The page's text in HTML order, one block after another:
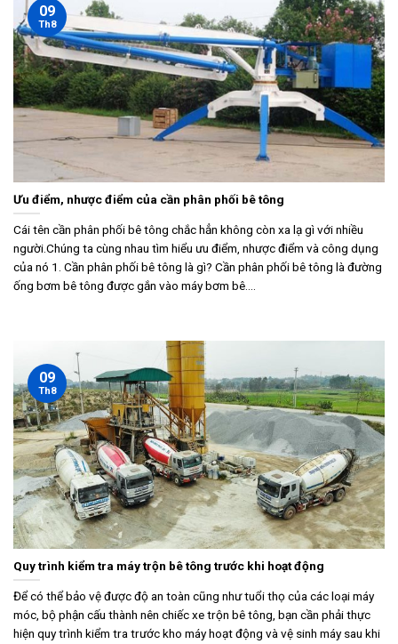
Ưu điểm, nhược điểm của cần phân phối bê tông
Cái tên cần phân phối bê tông chắc hẳn không còn xa lạ gì với nhiều
người.Chúng ta cùng nhau tìm hiểu ưu điểm, nhược điểm và công dụng
của nó 1. Cần phân phối bê tông là gì? Cần phân phối bê tông là đường
ống bơm bê tông được gắn vào máy bơm bê....
09
Th8
Quy trình kiểm tra máy trộn bê tông trước khi hoạt động
Để có thể bảo vệ được độ an toàn cũng như tuổi thọ của các loại máy
móc, bộ phận cấu thành nên chiếc xe trộn bê tông, bạn cần phải thực
hiện quy trình kiểm tra trước kho máy hoạt động và vệ sinh máy sau khi
09
Th8